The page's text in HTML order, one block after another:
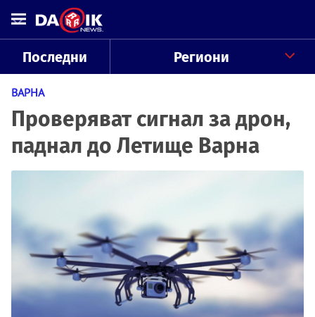
Последни Региони
ВАРНА
Проверяват сигнал за дрон,
паднал до Летище Варна